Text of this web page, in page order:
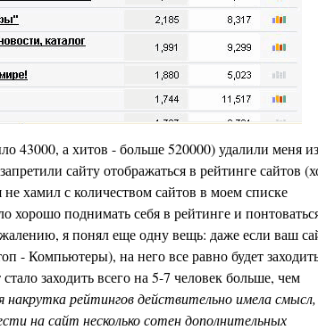
43000, а хитов - больше 520000) удалили меня из
сайту отображаться в рейтинге сайтов
хамил с количеством сайтов в моем списке
поднимать себя в рейтинге и
я понял еще одну вещь: даже если ваш
- Компьютеры), на него все равно будет
заходить всего на 5-7 человек больше, чем
рейтингов действительно имела
на сайт несколько сотен дополнительных